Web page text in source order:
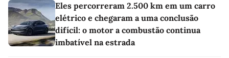
Eles percorreram 2.500 km em um carro
elétrico e chegaram a uma conclusão
difícil: o motor a combustão continua
imbatível na estrada